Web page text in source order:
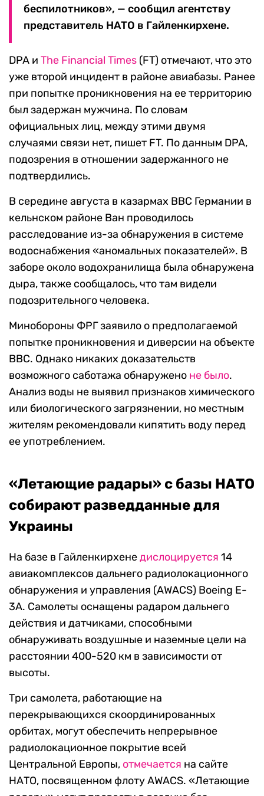
беспилотников», — сообщил агентству
представитель НАТО в Гайленкирхене.
DPA и The Financial Times (FT) отмечают, что это
уже второй инцидент в районе авиабазы. Ранее
при попытке проникновения на ее территорию
был задержан мужчина. По словам
официальных лиц, между этими двумя
случаями связи нет, пишет FT. По данным DPA,
подозрения в отношении задержанного не
подтвердились.
В середине августа в казармах ВВС Германии в
кельнском районе Ван проводилось
расследование из-за обнаружения в системе
водоснабжения «аномальных показателей». В
заборе около водохранилища была обнаружена
дыра, также сообщалось, что там видели
подозрительного человека.
Минобороны ФРГ заявило о предполагаемой
попытке проникновения и диверсии на объекте
ВВС. Однако никаких доказательств
возможного саботажа обнаружено не было.
Анализ воды не выявил признаков химического
или биологического загрязнении, но местным
жителям рекомендовали кипятить воду перед
ее употреблением.
«Летающие радары» с базы НАТО
собирают разведданные для
Украины
На базе в Гайленкирхенедислоцируется 14
авиакомплексов дальнего радиолокационного
обнаружения и управления (AWACS) Boeing E-
3A. Самолеты оснащены радаром дальнего
действия и датчиками, способными
обнаруживать воздушные и наземные цели на
расстоянии 400-520 км в зависимости от
высоты.
Три самолета, работающие на
перекрывающихся скоординированных
орбитах, могут обеспечить непрерывное
радиолокационное покрытие всей
Центральной Европы, отмечается на сайте
НАТО, посвященном флоту AWACS. «Летающие